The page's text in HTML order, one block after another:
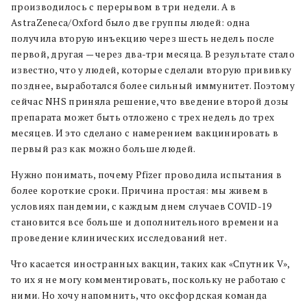
производилось с перерывом в три недели. А в
AstrаZeneca/Oxford было две группы людей: одна
получила вторую инъекцию через шесть недель после
первой, другая — через два-три месяца. В результате стало
известно, что у людей, которые сделали вторую прививку
позднее, выработался более сильный иммунитет. Поэтому
сейчас NHS приняла решение, что введение второй дозы
препарата может быть отложено с трех недель до трех
месяцев. И это сделано с намерением вакцинировать в
первый раз как можно больше людей.
Нужно понимать, почему Pfizer проводила испытания в
более короткие сроки. Причина простая: мы живем в
условиях пандемии, с каждым днем случаев COVID-19
становится все больше и дополнительного времени на
проведение клинических исследований нет.
Что касается иностранных вакцин, таких как «Спутник V»,
то их я не могу комментировать, поскольку не работаю с
ними. Но хочу напомнить, что оксфордская команда